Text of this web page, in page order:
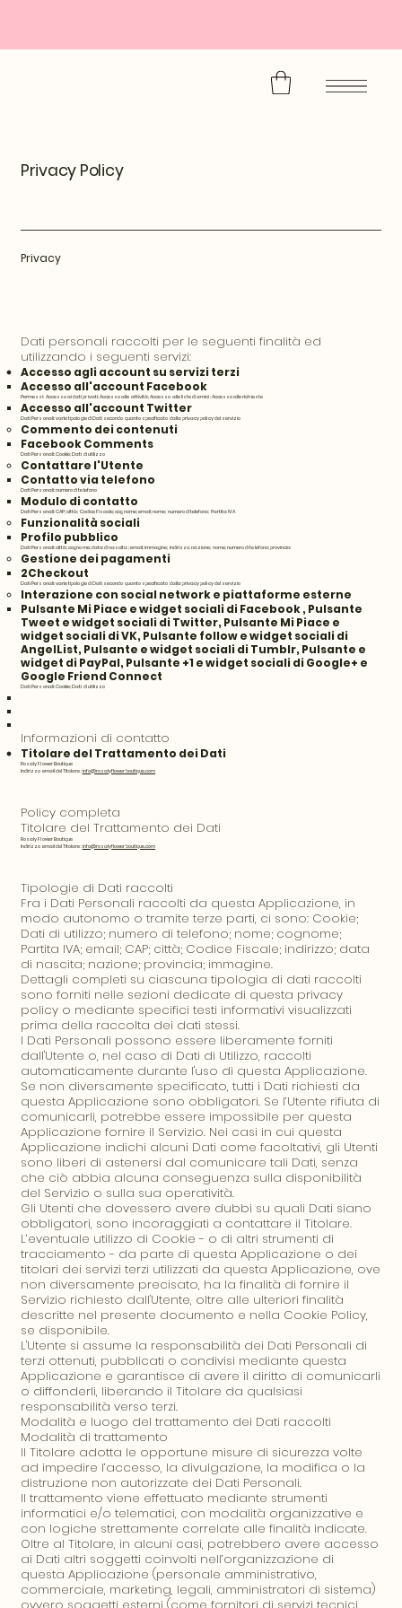
Privacy Policy
Privacy
Dati personali raccolti per le seguenti finalità ed
utilizzando i seguenti servizi:
Accesso agli account su servizi terzi
Accesso all'account Facebook
Permessi: Accesso ai dati privati; Accesso alle attività; Accesso alle liste di amici; Accesso alle richieste
Accesso all'account Twitter
Dati Personali: varie tipologie di Dati secondo quanto specificato dalla privacy policy del servizio
Commento dei contenuti
Facebook Comments
Dati Personali: Cookie; Dati di utilizzo
Contattare l'Utente
Contatto via telefono
Dati Personali: numero di telefono
Modulo di contatto
Dati Personali: CAP; città; Codice Fiscale; cognome; email; nome; numero di telefono; Partita IVA
Funzionalità sociali
Profilo pubblico
Dati Personali: città; cognome; data di nascita; email; immagine; indirizzo; nazione; nome; numero di telefono; provincia
Gestione dei pagamenti
2Checkout
Dati Personali: varie tipologie di Dati secondo quanto specificato dalla privacy policy del servizio
Interazione con social network e piattaforme esterne
Pulsante Mi Piace e widget sociali di Facebook , Pulsante
Tweet e widget sociali di Twitter, Pulsante Mi Piace e
widget sociali di VK, Pulsante follow e widget sociali di
AngelList, Pulsante e widget sociali di Tumblr, Pulsante e
widget di PayPal, Pulsante +1 e widget sociali di Google+ e
Google Friend Connect
Dati Personali: Cookie; Dati di utilizzo
Informazioni di contatto
Titolare del Trattamento dei Dati
Rosaly Flower Boutique
Indirizzo email del Titolare:info@rosalyflowerboutique.com
Policy completa
Titolare del Trattamento dei Dati
Rosaly Flower Boutique
Indirizzo email del Titolare:info@rosalyflowerboutique.com
Tipologie di Dati raccolti
Fra i Dati Personali raccolti da questa Applicazione, in
modo autonomo o tramite terze parti, ci sono: Cookie;
Dati di utilizzo; numero di telefono; nome; cognome;
Partita IVA; email; CAP; città; Codice Fiscale; indirizzo; data
di nascita; nazione; provincia; immagine.
Dettagli completi su ciascuna tipologia di dati raccolti
sono forniti nelle sezioni dedicate di questa privacy
policy o mediante specifici testi informativi visualizzati
prima della raccolta dei dati stessi.
I Dati Personali possono essere liberamente forniti
dall'Utente o, nel caso di Dati di Utilizzo, raccolti
automaticamente durante l'uso di questa Applicazione.
Se non diversamente specificato, tutti i Dati richiesti da
questa Applicazione sono obbligatori. Se l’Utente rifiuta di
comunicarli, potrebbe essere impossibile per questa
Applicazione fornire il Servizio. Nei casi in cui questa
Applicazione indichi alcuni Dati come facoltativi, gli Utenti
sono liberi di astenersi dal comunicare tali Dati, senza
che ciò abbia alcuna conseguenza sulla disponibilità
del Servizio o sulla sua operatività.
Gli Utenti che dovessero avere dubbi su quali Dati siano
obbligatori, sono incoraggiati a contattare il Titolare.
L’eventuale utilizzo di Cookie - o di altri strumenti di
tracciamento - da parte di questa Applicazione o dei
titolari dei servizi terzi utilizzati da questa Applicazione, ove
non diversamente precisato, ha la finalità di fornire il
Servizio richiesto dall'Utente, oltre alle ulteriori finalità
descritte nel presente documento e nella Cookie Policy,
se disponibile.
L'Utente si assume la responsabilità dei Dati Personali di
terzi ottenuti, pubblicati o condivisi mediante questa
Applicazione e garantisce di avere il diritto di comunicarli
o diffonderli, liberando il Titolare da qualsiasi
responsabilità verso terzi.
Modalità e luogo del trattamento dei Dati raccolti
Modalità di trattamento
Il Titolare adotta le opportune misure di sicurezza volte
ad impedire l’accesso, la divulgazione, la modifica o la
distruzione non autorizzate dei Dati Personali.
Il trattamento viene effettuato mediante strumenti
informatici e/o telematici, con modalità organizzative e
con logiche strettamente correlate alle finalità indicate.
Oltre al Titolare, in alcuni casi, potrebbero avere accesso
ai Dati altri soggetti coinvolti nell’organizzazione di
questa Applicazione (personale amministrativo,
commerciale, marketing, legali, amministratori di sistema)
ovvero soggetti esterni (come fornitori di servizi tecnici